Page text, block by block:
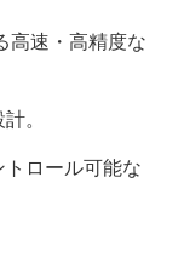
高速・高精度な
。
ロール可能な